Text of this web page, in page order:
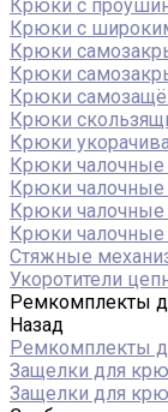
Крюки с
Крюки с
Крюки
Крюки
Крюки
Крюки
Крюки
Крюки чалочные
Крюки
Крюки
Крюки
Стяжные
Укоротители
Ремкомплекты
Назад
Ремкомплекты
Защелки для
Защелки для